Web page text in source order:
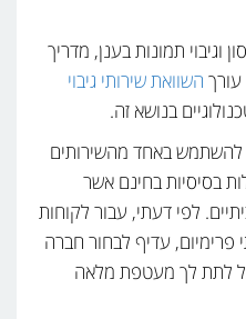
תמונות בענן, מדריך
השוואת שירותי גיבוי
בנושא זה.
להשתמש באחד מהשירותים
בסיסיות בחינם אשר
לפי דעתי, עבור לקוחות
פרימיום, עדיף לבחור חברה
לתת לך מעטפת מלאה